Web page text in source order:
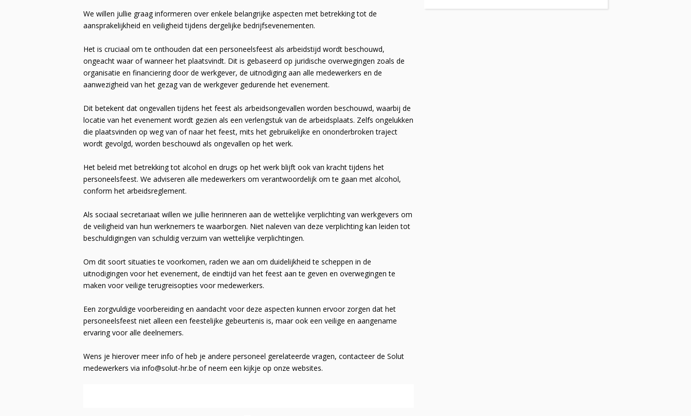
We willen jullie graag informeren over enkele belangrijke aspecten met betrekking tot de
aansprakelijkheid en veiligheid tijdens dergelijke bedrijfsevenementen.
Het is cruciaal om te onthouden dat een personeelsfeest als arbeidstijd wordt beschouwd,
ongeacht waar of wanneer het plaatsvindt. Dit is gebaseerd op juridische overwegingen zoals de
organisatie en financiering door de werkgever, de uitnodiging aan alle medewerkers en de
aanwezigheid van het gezag van de werkgever gedurende het evenement.
Dit betekent dat ongevallen tijdens het feest als arbeidsongevallen worden beschouwd, waarbij de
locatie van het evenement wordt gezien als een verlengstuk van de arbeidsplaats. Zelfs ongelukken
die plaatsvinden op weg van of naar het feest, mits het gebruikelijke en ononderbroken traject
wordt gevolgd, worden beschouwd als ongevallen op het werk.
Het beleid met betrekking tot alcohol en drugs op het werk blijft ook van kracht tijdens het
personeelsfeest. We adviseren alle medewerkers om verantwoordelijk om te gaan met alcohol,
conform het arbeidsreglement.
Als sociaal secretariaat willen we jullie herinneren aan de wettelijke verplichting van werkgevers om
de veiligheid van hun werknemers te waarborgen. Niet naleven van deze verplichting kan leiden tot
beschuldigingen van schuldig verzuim van wettelijke verplichtingen.
Om dit soort situaties te voorkomen, raden we aan om duidelijkheid te scheppen in de
uitnodigingen voor het evenement, de eindtijd van het feest aan te geven en overwegingen te
maken voor veilige terugreisopties voor medewerkers.
Een zorgvuldige voorbereiding en aandacht voor deze aspecten kunnen ervoor zorgen dat het
personeelsfeest niet alleen een feestelijke gebeurtenis is, maar ook een veilige en aangename
ervaring voor alle deelnemers.
Wens je hierover meer info of heb je andere personeel gerelateerde vragen, contacteer de Solut
medewerkers via info@solut-hr.be of neem een kijkje op onze websites.